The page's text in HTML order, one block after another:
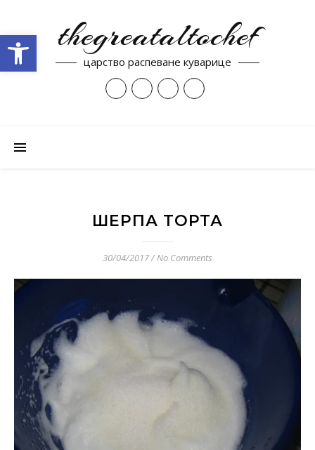
thegreataltochef
царство распеване куварице
ШЕРПА ТОРТА
30/04/2017/No Comments
Open toolbar